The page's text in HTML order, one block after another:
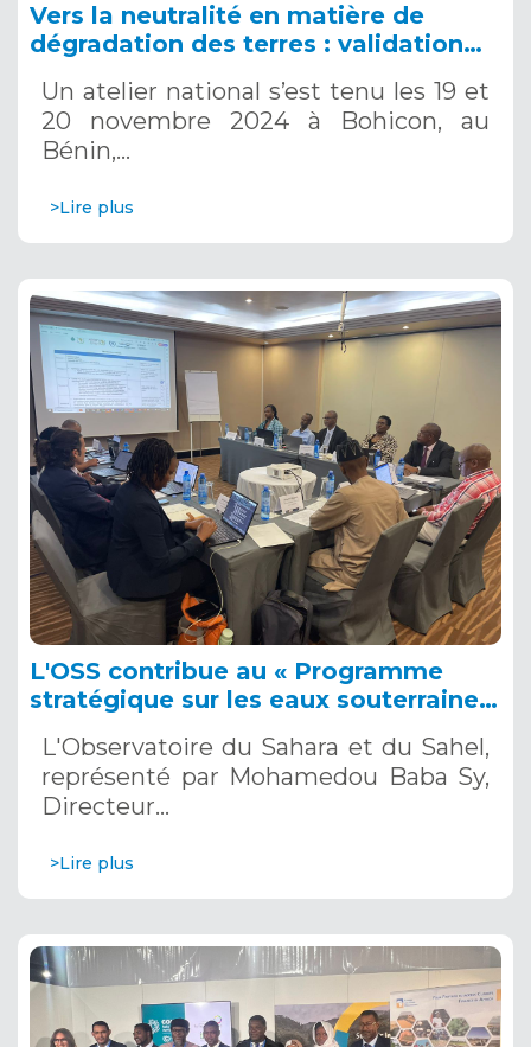
Vers la neutralité en matière de
dégradation des terres : validation
gestion durable des terres au Bénin,
19-20 novembre 2024
Un atelier national s’est tenu les 19 et
20 novembre 2024 à Bohicon, au
Bénin,…
>Lire plus
L'OSS contribue au « Programme
stratégique sur les eaux souterraines
en Afrique 2023-2027 » Lesotho, 20-
21 nov. 2024
L'Observatoire du Sahara et du Sahel,
représenté par Mohamedou Baba Sy,
Directeur…
>Lire plus